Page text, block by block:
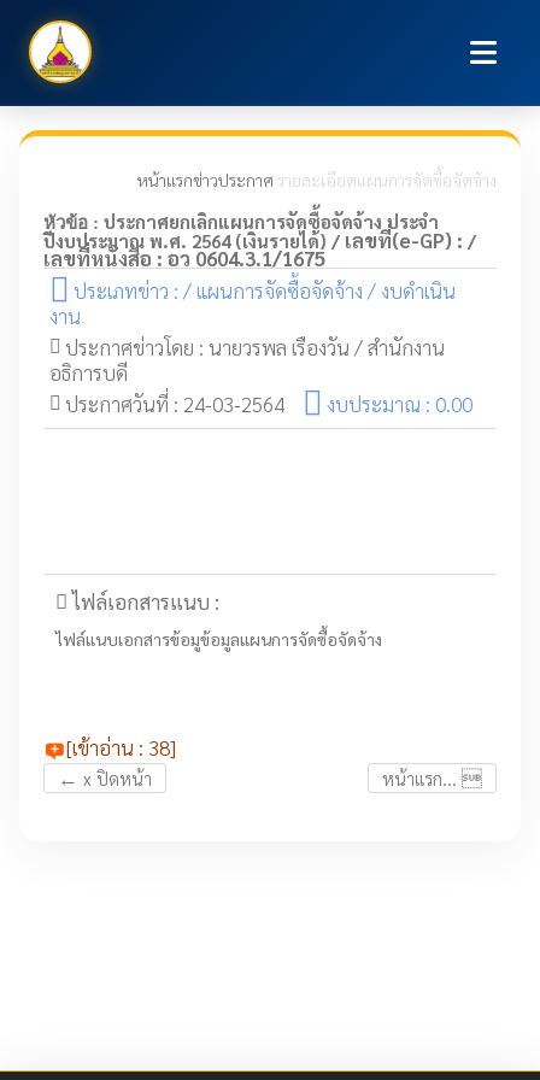
หน้าแรกข่าวประกาศ รายละเอียดแผนการจัดซื้อจัดจ้าง
หัวข้อ : ประกาศยกเลิกแผนการจัดซื้อจัดจ้าง ประจำ
ปีงบประมาณ พ.ศ. 2564 (เงินรายได้) / เลขที่(e-GP) : /
เลขที่หนังสือ : อว 0604.3.1/1675
ประเภทข่าว : / แผนการจัดซื้อจัดจ้าง / งบดำเนิน
งาน
ประกาศข่าวโดย : นายวรพล เรืองวัน / สำนักงาน
อธิการบดี
ประกาศวันที่ : 24-03-2564
งบประมาณ : 0.00
ไฟล์เอกสารแนบ :
ไฟล์แนบเอกสารข้อมูข้อมูลแผนการจัดซื้อจัดจ้าง
[เข้าอ่าน : 38]
← x ปิดหน้า หน้าแรก... 